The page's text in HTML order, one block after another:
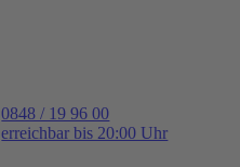
0848 / 19 96 00
erreichbar bis 20:00 Uhr